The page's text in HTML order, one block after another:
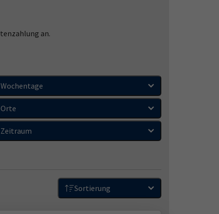
an.
als-fremdsprache
hier:vhs-Lernportal.
Wochentage
Orte
Zeitraum
Sortierung